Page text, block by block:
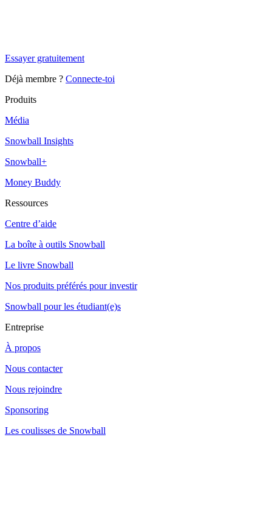
Essayer gratuitement
Déjà membre ? Connecte-toi
Produits
Média
Snowball Insights
Snowball+
Money Buddy
Ressources
Centre d’aide
La boîte à outils Snowball
Le livre Snowball
Nos produits préférés pour investir
Snowball pour les étudiant(e)s
Entreprise
À propos
Nous contacter
Nous rejoindre
Sponsoring
Les coulisses de Snowball